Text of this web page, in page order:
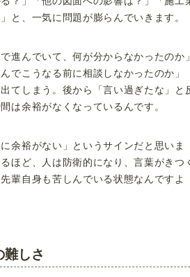
と、一気に問題が膨らんでいきます。
進んでいて、何が分からなかったのか
でこうなる前に相談しなかったのか」
てしまう。後から「言い過ぎたな」と
は余裕がなくなっているんです。
余裕がない」というサインだと思いま
ほど、人は防衛的になり、言葉がきつ
輩自身も苦しんでいる状態なんですよ
難しさ